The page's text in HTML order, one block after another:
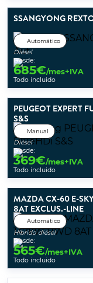
SSANGYONG
Automático
Diésel
Desde:
685€/mes+IVA
Todo incluido
PEUGEOT EXPERT
S&S
Manual
Diésel
Desde:
369€/mes+IVA
Todo incluido
MAZDA CX-60 E-
8AT EXCLUS.-LINE
Automático
Híbrido diésel
Desde:
565€/mes+IVA
Todo incluido